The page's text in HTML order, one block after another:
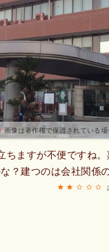
画像は著作権で保護されている
ちますが不便ですね
？建つのは会社関係